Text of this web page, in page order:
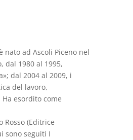
nato ad Ascoli Piceno nel
dal 1980 al 1995,
dal 2004 al 2009, i
del lavoro,
esordito come
Rosso (Editrice
sono seguiti I